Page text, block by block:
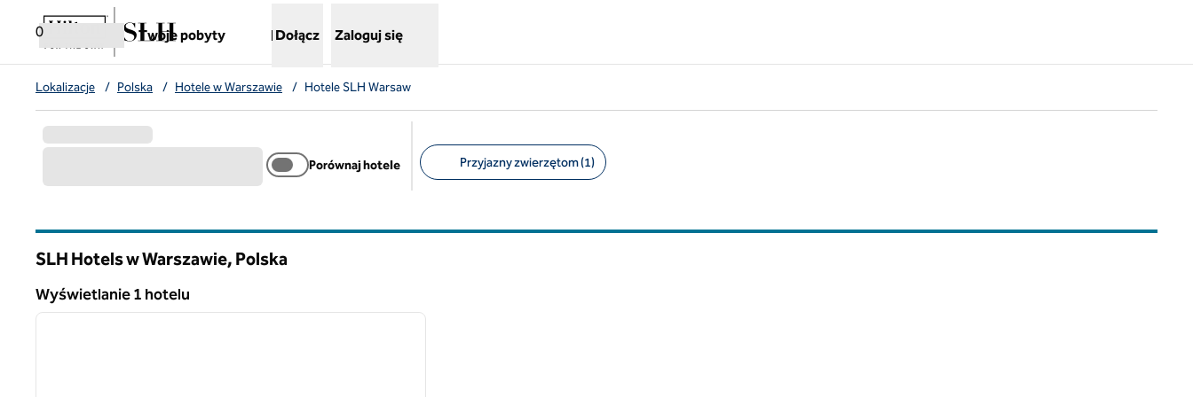
0
Twoje pobyty Dołącz Zaloguj się
Lokalizacje / Polska / Hotele w Warszawie / Hotele SLH Warsaw
Porównaj hotele Przyjazny zwierzętom (1)
SLH Hotels w Warszawie, Polska
Wyświetlanie 1 hotelu
Wyświetlanie 1 hotelu
1 z 12
następny obraz